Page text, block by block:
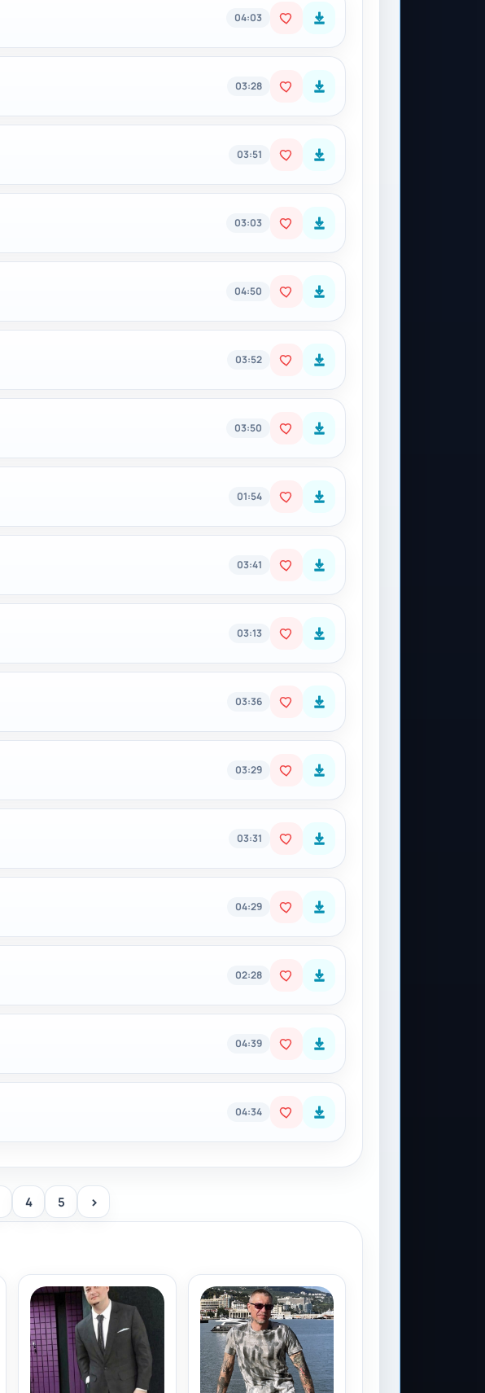
04:03
03:28
03:51
03:03
04:50
03:52
03:50
01:54
03:41
03:13
03:36
03:29
03:31
04:29
02:28
04:39
04:34
4 5 >